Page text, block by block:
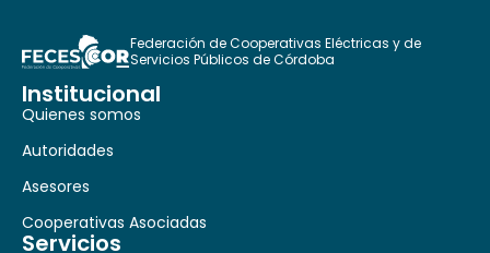
Federación de Cooperativas Eléctricas y de
Servicios Públicos de Córdoba
Institucional
Quienes somos
Autoridades
Asesores
Cooperativas Asociadas
Servicios